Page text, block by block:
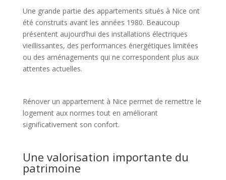
Une grande partie des appartements situés à Nice ont
été construits avant les années 1980. Beaucoup
présentent aujourd’hui des installations électriques
vieillissantes, des performances énergétiques limitées
ou des aménagements qui ne correspondent plus aux
attentes actuelles.
Rénover un appartement à Nice permet de remettre le
logement aux normes tout en améliorant
significativement son confort.
Une valorisation importante du
patrimoine